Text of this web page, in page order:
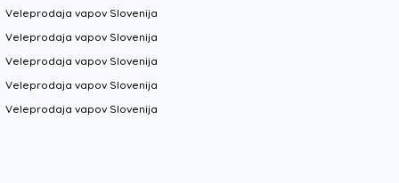
Veleprodaja vapov Slovenija
Veleprodaja vapov Slovenija
Veleprodaja vapov Slovenija
Veleprodaja vapov Slovenija
Veleprodaja vapov Slovenija